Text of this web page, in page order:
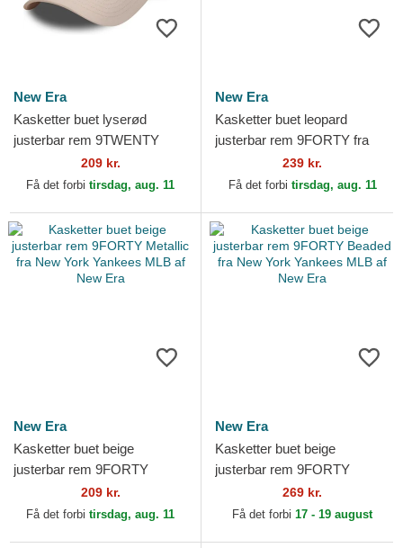
New Era
Kasketter buet lyserød
justerbar rem 9TWENTY
Washed Mini fra Los Angeles
Dodgers MLB af New Era
209 kr.
Få det forbi tirsdag, aug. 11
New Era
Kasketter buet leopard
justerbar rem 9FORTY fra
AC Milan Serie A af New Era
239 kr.
Få det forbi tirsdag, aug. 11
New Era
Kasketter buet beige
justerbar rem 9FORTY
Metallic fra New York
Yankees MLB af New Era
209 kr.
Få det forbi tirsdag, aug. 11
New Era
Kasketter buet beige
justerbar rem 9FORTY
Beaded fra New York
Yankees MLB af New Era
269 kr.
Få det forbi 17 - 19 august